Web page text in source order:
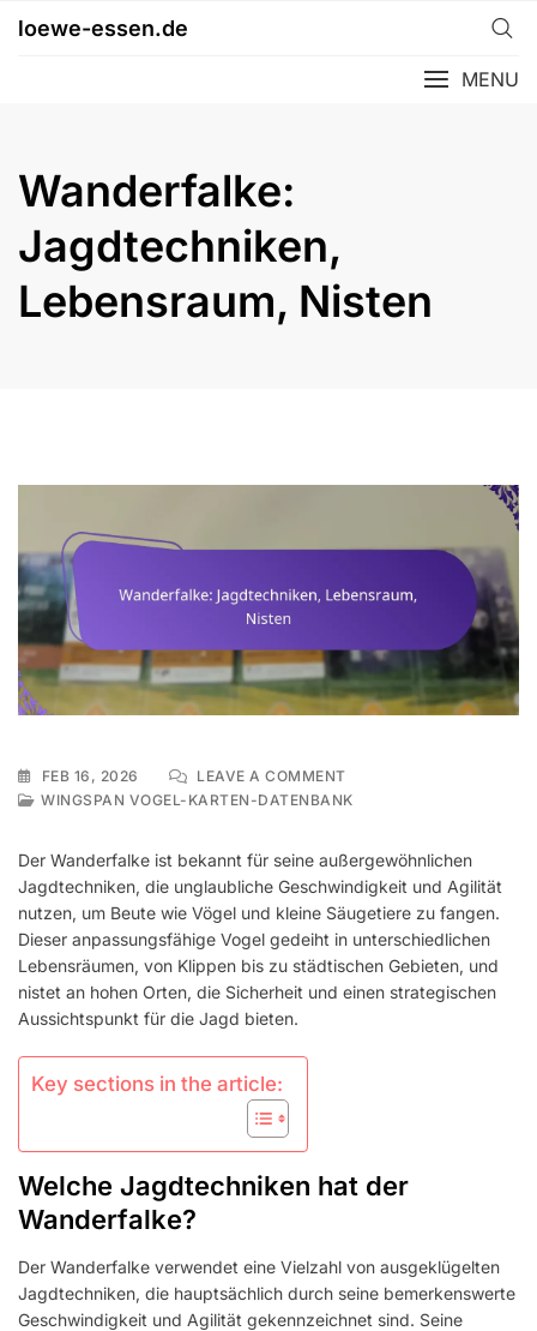
loewe-essen.de
MENU
Wanderfalke:
Jagdtechniken,
Lebensraum, Nisten
FEB 16, 2026 LEAVE A COMMENTON
WANDERFALKE:
NISTEN
WINGSPAN VOGEL-KARTEN-DATENBANK
Der Wanderfalke ist bekannt für seine außergewöhnlichen
Jagdtechniken, die unglaubliche Geschwindigkeit und Agilität
nutzen, um Beute wie Vögel und kleine Säugetiere zu fangen.
Dieser anpassungsfähige Vogel gedeiht in unterschiedlichen
Lebensräumen, von Klippen bis zu städtischen Gebieten, und
nistet an hohen Orten, die Sicherheit und einen strategischen
Aussichtspunkt für die Jagd bieten.
Key sections in the article:
Welche Jagdtechniken hat der
Wanderfalke?
Der Wanderfalke verwendet eine Vielzahl von ausgeklügelten
Jagdtechniken, die hauptsächlich durch seine bemerkenswerte
Geschwindigkeit und Agilität gekennzeichnet sind. Seine